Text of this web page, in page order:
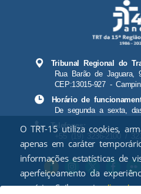
Tribunal Regional do
Rua Barão de Jaguara,
CEP:13015-927 -
Horário de
De segunda a sexta,
Telefones:
+55 (19) 3236-2100 /
O TRT-15 utiliza cookies,
apenas em caráter
informações estatísticas de
aperfeiçoamento da
usuário. Saiba maisclicando